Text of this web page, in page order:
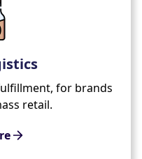
for brands
retail.